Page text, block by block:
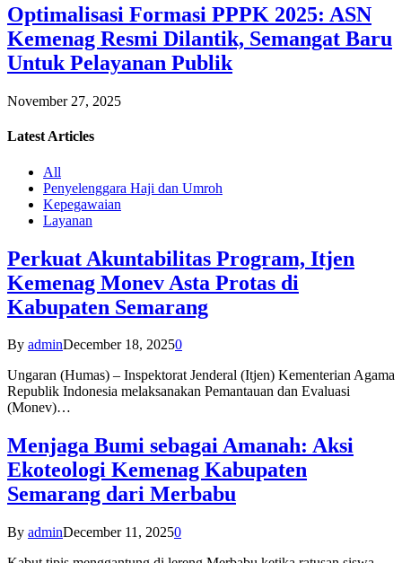
Optimalisasi Formasi PPPK 2025: ASN
Kemenag Resmi Dilantik, Semangat Baru
Untuk Pelayanan Publik
November 27, 2025
Latest Articles
All
Penyelenggara Haji dan Umroh
Kepegawaian
Layanan
Perkuat Akuntabilitas Program, Itjen
Kemenag Monev Asta Protas di
Kabupaten Semarang
By adminDecember 18, 20250
Ungaran (Humas) – Inspektorat Jenderal (Itjen) Kementerian Agama
Republik Indonesia melaksanakan Pemantauan dan Evaluasi
(Monev)…
Menjaga Bumi sebagai Amanah: Aksi
Ekoteologi Kemenag Kabupaten
Semarang dari Merbabu
By adminDecember 11, 20250